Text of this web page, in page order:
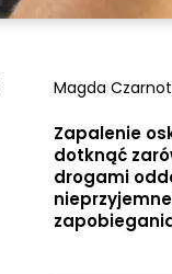
Magda
Zapalenie
dotknąć
drogami